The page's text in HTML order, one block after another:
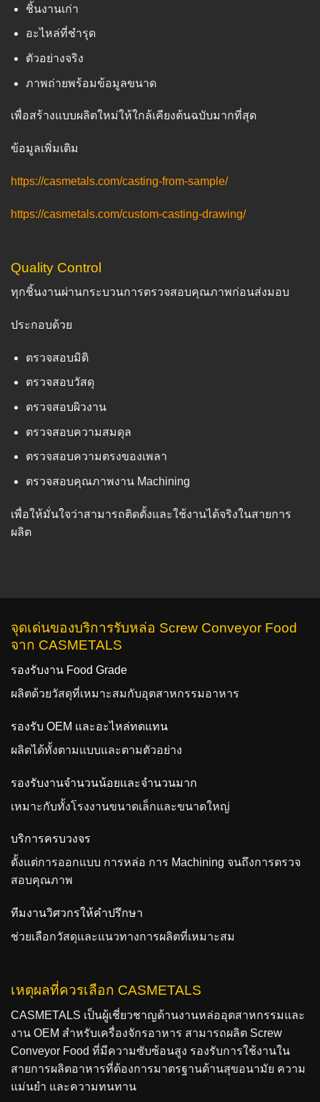
ชิ้นงานเก่า
อะไหล่ที่ชำรุด
ตัวอย่างจริง
ภาพถ่ายพร้อมข้อมูลขนาด
เพื่อสร้างแบบผลิตใหม่ให้ใกล้เคียงต้นฉบับมากที่สุด
ข้อมูลเพิ่มเติม
https://casmetals.com/casting-from-sample/
https://casmetals.com/custom-casting-drawing/
Quality Control
ทุกชิ้นงานผ่านกระบวนการตรวจสอบคุณภาพก่อนส่งมอบ
ประกอบด้วย
ตรวจสอบมิติ
ตรวจสอบวัสดุ
ตรวจสอบผิวงาน
ตรวจสอบความสมดุล
ตรวจสอบความตรงของเพลา
ตรวจสอบคุณภาพงาน Machining
เพื่อให้มั่นใจว่าสามารถติดตั้งและใช้งานได้จริงในสายการ
ผลิต
จุดเด่นของบริการรับหล่อ Screw Conveyor Food
จาก CASMETALS
รองรับงาน Food Grade
ผลิตด้วยวัสดุที่เหมาะสมกับอุตสาหกรรมอาหาร
รองรับ OEM และอะไหล่ทดแทน
ผลิตได้ทั้งตามแบบและตามตัวอย่าง
รองรับงานจำนวนน้อยและจำนวนมาก
เหมาะกับทั้งโรงงานขนาดเล็กและขนาดใหญ่
บริการครบวงจร
ตั้งแต่การออกแบบ การหล่อ การ Machining จนถึงการตรวจ
สอบคุณภาพ
ทีมงานวิศวกรให้คำปรึกษา
ช่วยเลือกวัสดุและแนวทางการผลิตที่เหมาะสม
เหตุผลที่ควรเลือก CASMETALS
CASMETALS เป็นผู้เชี่ยวชาญด้านงานหล่ออุตสาหกรรมและ
งาน OEM สำหรับเครื่องจักรอาหาร สามารถผลิต Screw
Conveyor Food ที่มีความซับซ้อนสูง รองรับการใช้งานใน
สายการผลิตอาหารที่ต้องการมาตรฐานด้านสุขอนามัย ความ
แม่นยำ และความทนทาน